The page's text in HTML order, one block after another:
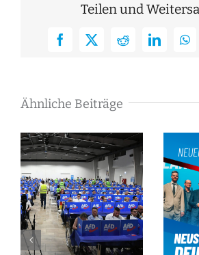
Teilen und
Facebook
X RedditLinkedIn
Ähnliche Beiträge